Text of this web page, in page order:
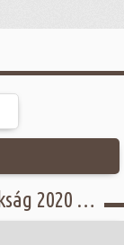
Városi Kispályás Labdarúgó Bajnokság 2020 - B. csoport - Rács SE